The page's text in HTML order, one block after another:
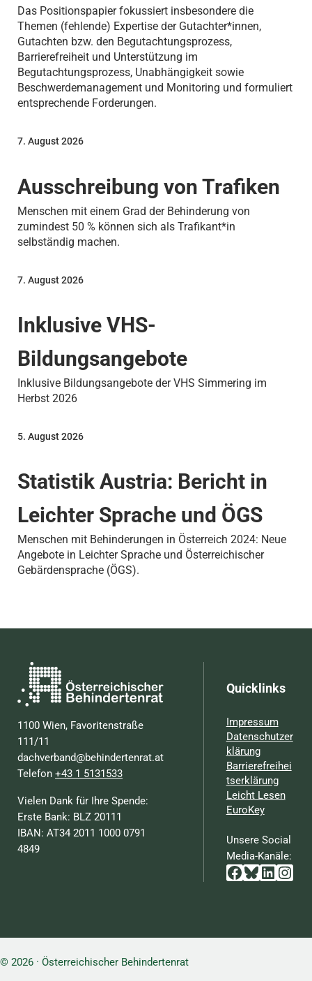
Das Positionspapier fokussiert insbesondere die
Themen (fehlende) Expertise der Gutachter*innen,
Gutachten bzw. den Begutachtungsprozess,
Barrierefreiheit und Unterstützung im
Begutachtungsprozess, Unabhängigkeit sowie
Beschwerdemanagement und Monitoring und formuliert
entsprechende Forderungen.
Ausschreibung von Trafiken
7. August 2026
Menschen mit einem Grad der Behinderung von
zumindest 50 % können sich als Trafikant*in
selbständig machen.
Inklusive VHS-
Bildungsangebote
7. August 2026
Inklusive Bildungsangebote der VHS Simmering im
Herbst 2026
Statistik Austria: Bericht in
Leichter Sprache und ÖGS
5. August 2026
Menschen mit Behinderungen in Österreich 2024: Neue
Angebote in Leichter Sprache und Österreichischer
Gebärdensprache (ÖGS).
1100 Wien, Favoritenstraße
111/11
dachverband@behindertenrat.at
Telefon+43 1 5131533
Vielen Dank für Ihre Spende:
Erste Bank: BLZ 20111
IBAN: AT34 2011 1000 0791
4849
Quicklinks
Impressum
Datenschutzer
klärung
Barrierefreihei
tserklärung
Leicht Lesen
EuroKey
Unsere Social
Media-Kanäle:
Facebook
Bluesky
© 2026 · Österreichischer Behindertenrat